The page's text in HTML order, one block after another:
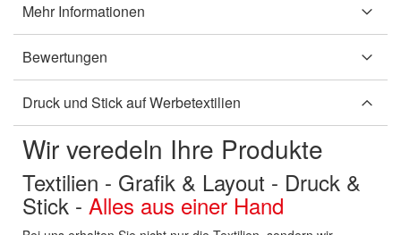
Mehr Informationen
Bewertungen
Druck und Stick auf Werbetextilien
Wir veredeln Ihre Produkte
Textilien - Grafik & Layout - Druck &
Stick - Alles aus einer Hand